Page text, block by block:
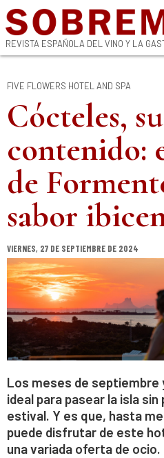
REVISTA ESPAÑOLA DEL VINO Y LA
FIVE FLOWERS HOTEL AND SPA
Cócteles,
contenido:
de
sabor
VIERNES, 27 DE SEPTIEMBRE DE 2024
Los meses de septiembre
ideal para pasear la isla
estival. Y es que, hasta
puede disfrutar de este
una variada oferta de ocio.